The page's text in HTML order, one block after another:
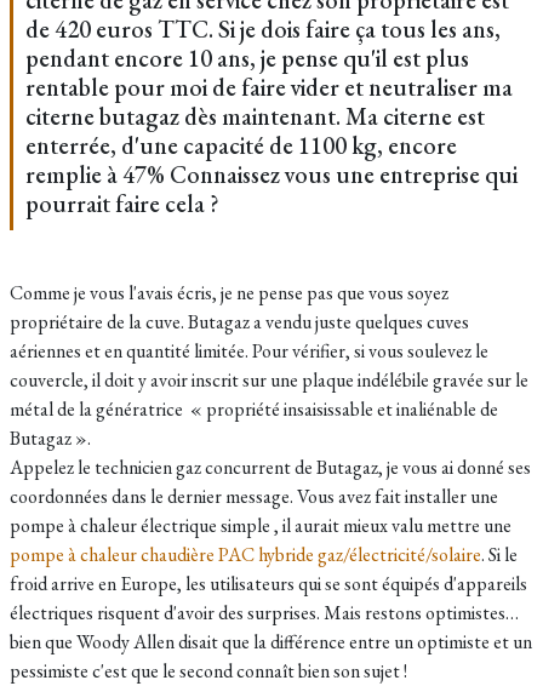
de 420 euros TTC. Si je dois faire ça tous les ans,
pendant encore 10 ans, je pense qu'il est plus
rentable pour moi de faire vider et neutraliser ma
citerne butagaz dès maintenant. Ma citerne est
enterrée, d'une capacité de 1100 kg, encore
remplie à 47% Connaissez vous une entreprise qui
pourrait faire cela ?
Comme je vous l'avais écris, je ne pense pas que vous soyez
propriétaire de la cuve. Butagaz a vendu juste quelques cuves
aériennes et en quantité limitée. Pour vérifier, si vous soulevez le
couvercle, il doit y avoir inscrit sur une plaque indélébile gravée sur le
métal de la génératrice « propriété insaisissable et inaliénable de
Butagaz ».
Appelez le technicien gaz concurrent de Butagaz, je vous ai donné ses
coordonnées dans le dernier message. Vous avez fait installer une
pompe à chaleur électrique simple , il aurait mieux valu mettre une
pompe à chaleur chaudière PAC hybride gaz/électricité/solaire. Si le
froid arrive en Europe, les utilisateurs qui se sont équipés d'appareils
électriques risquent d'avoir des surprises. Mais restons optimistes…
bien que Woody Allen disait que la différence entre un optimiste et un
pessimiste c'est que le second connaît bien son sujet !